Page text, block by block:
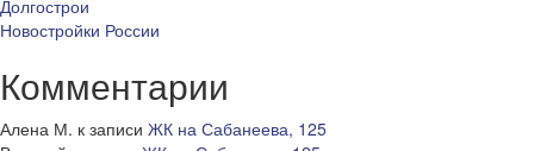
Долгострои
Новостройки России
Комментарии
Алена М. к записи ЖК на Сабанеева, 125